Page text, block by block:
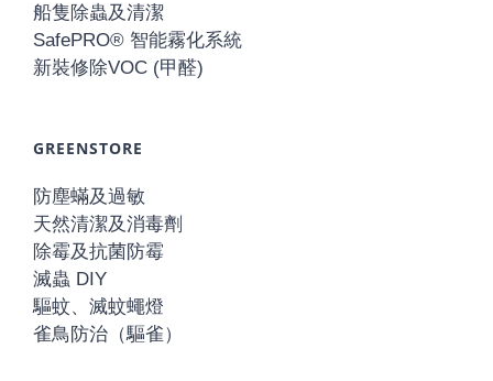
船隻除蟲及清潔
SafePRO® 智能霧化系統
新裝修除VOC (甲醛)
GREENSTORE
防塵蟎及過敏
天然清潔及消毒劑
除霉及抗菌防霉
滅蟲 DIY
驅蚊、滅蚊蠅燈
雀鳥防治（驅雀）